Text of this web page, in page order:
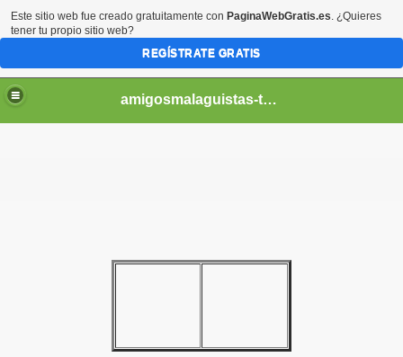
amigosmalaguistas-temporadas
Este sitio web fue creado gratuitamente con PaginaWebGratis.es. ¿Quieres
tener tu propio sitio web?
REGÍSTRATE GRATIS